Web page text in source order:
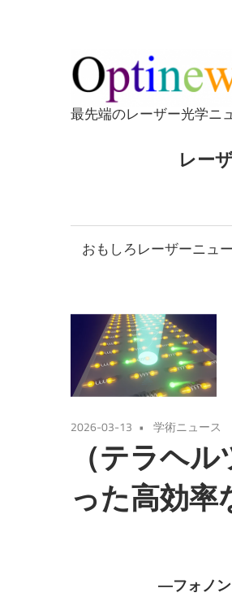
テ
ン
ツ
プ
最先端のレーザー光学ニ
レー
おもしろレーザーニュ
2026-03-13 学術ニュース
（テラヘ
った高効率
―フォノン